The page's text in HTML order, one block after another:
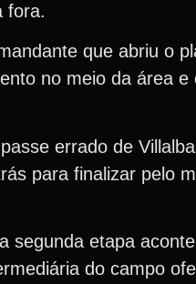
fora.
que abriu o
no meio da área
errado de
para finalizar pelo
segunda etapa
do campo